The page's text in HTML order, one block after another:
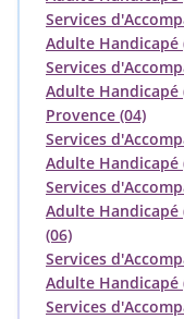
Services
Adulte Handicapé
Services
Adulte Handicapé
Provence (04)
Services
Adulte Handicapé
Services
Adulte Handicapé
(06)
Services
Adulte Handicapé
Services